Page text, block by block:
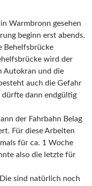
Warmbronn gesehen
beginn erst abends.
Behelfsbrücke
wird der
Autokran und die
auch die Gefahr
dürfte dann endgültig
der Fahrbahn Belag
Für diese Arbeiten
für ca. 1 Woche
also die letzte für
sind natürlich noch